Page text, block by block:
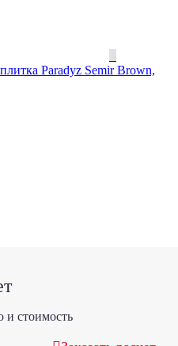
Paradyz Semir Brown,
и стоимость